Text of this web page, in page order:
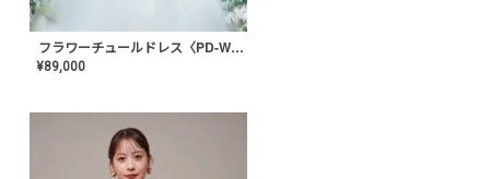
フラワーチュールドレス〈PD-WDOR-52〉
¥89,000